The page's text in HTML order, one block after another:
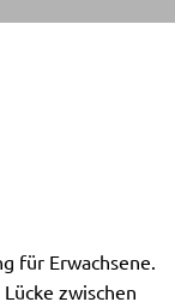
für Erwachsene.
zwischen